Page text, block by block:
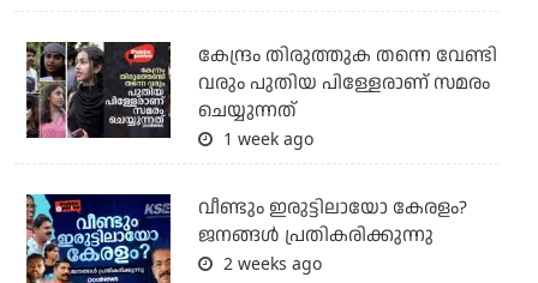
കേന്ദ്രം തിരുത്തുക തന്നെ വേണ്ടി
വരും പുതിയ പിള്ളേരാണ് സമരം
ചെയ്യുന്നത്
1 week ago
വീണ്ടും ഇരുട്ടിലായോ കേരളം?
ജനങ്ങൾ പ്രതികരിക്കുന്നു
2 weeks ago